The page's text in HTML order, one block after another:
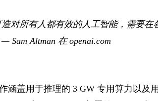
造对所有人都有效的人工智能，需要
— Sam Altman 在 openai.com
涵盖用于推理的 3 GW 专用算力以及